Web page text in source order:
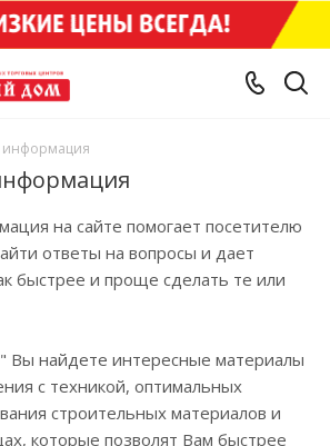
информация
на сайте помогает посетителю
ответы на вопросы и дает
быстрее и проще сделать те или
" Вы найдете интересные материалы
с техникой, оптимальных
строительных материалов и
которые позволят Вам быстрее